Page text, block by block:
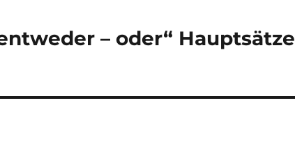
– oder“ Hauptsätze